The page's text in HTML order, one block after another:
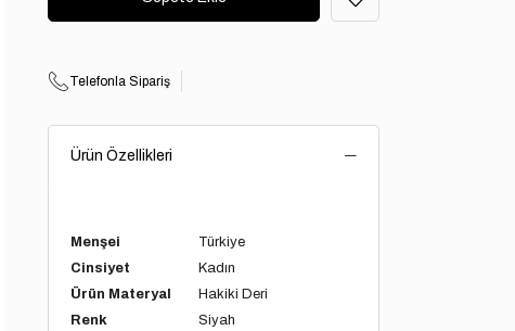
Telefonla Sipariş
Ürün Özellikleri
Menşei
Türkiye
Cinsiyet
Kadın
Ürün Materyal
Hakiki Deri
Renk
Siyah